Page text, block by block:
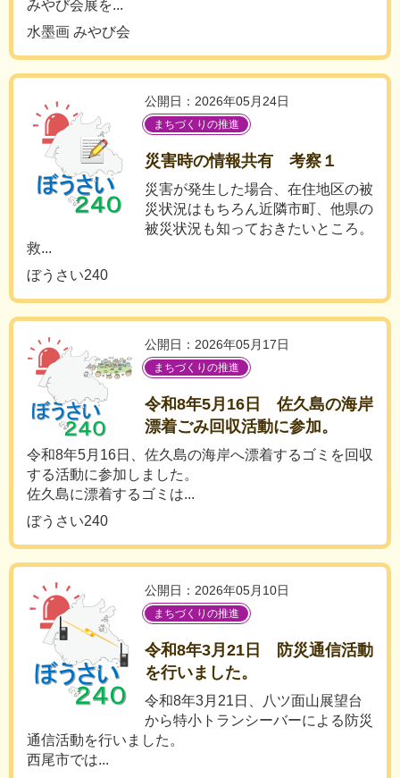
みやび会展を...
水墨画 みやび会
公開日：2026年05月24日
まちづくりの推進
災害時の情報共有 考察１
災害が発生した場合、在住地区の被
災状況はもちろん近隣市町、他県の
被災状況も知っておきたいところ。
救...
ぼうさい240
公開日：2026年05月17日
まちづくりの推進
令和8年5月16日 佐久島の海岸
漂着ごみ回収活動に参加。
令和8年5月16日、佐久島の海岸へ漂着するゴミを回収
する活動に参加しました。
佐久島に漂着するゴミは...
ぼうさい240
公開日：2026年05月10日
まちづくりの推進
令和8年3月21日 防災通信活動
を行いました。
令和8年3月21日、八ツ面山展望台
から特小トランシーバーによる防災
通信活動を行いました。
西尾市では...